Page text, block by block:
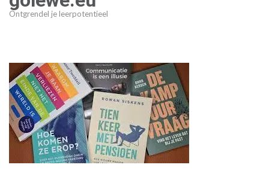
Ontgrendel je leerpotentieel